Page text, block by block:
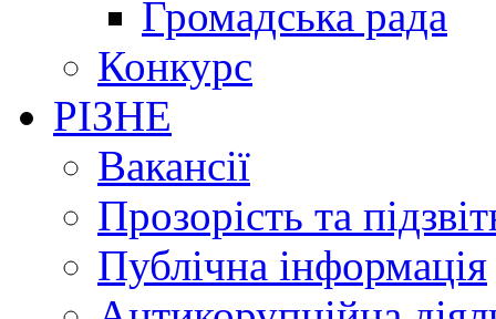
Громадська рада
Конкурс
РІЗНЕ
Вакансії
Прозорість та
Публічна інформація